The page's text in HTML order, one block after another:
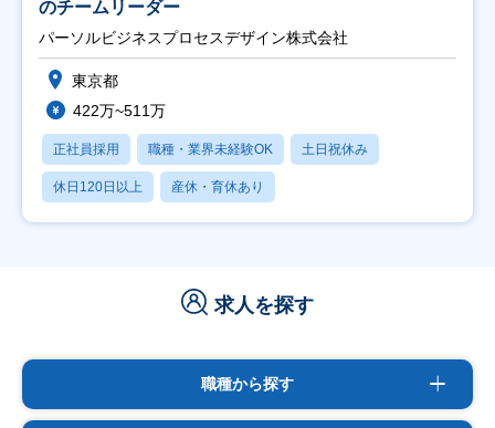
のチームリーダー
パーソルビジネスプロセスデザイン株式会社
東京都
422万~511万
正社員採用 職種・業界未経験OK 土日祝休み
休日120日以上 産休・育休あり
求人を探す
職種から探す